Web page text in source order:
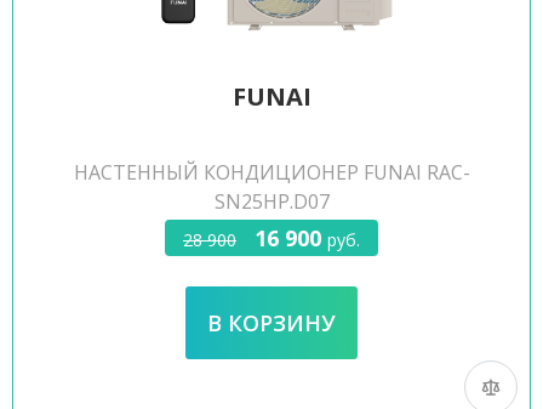
FUNAI
НАСТЕННЫЙ КОНДИЦИОНЕР FUNAI RAC-
SN25HP.D07
28 900 16 900 руб.